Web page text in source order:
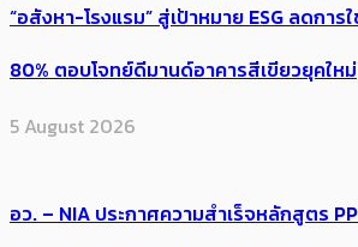
“อสังหา-โรงแรม” สู่เป้าหมาย ESG ลดกา
80% ตอบโจทย์ดีมานด์อาคารสีเขียวยุคใหม่
5 August 2026
อว. – NIA ประกาศความสำเร็จหลักสูตร